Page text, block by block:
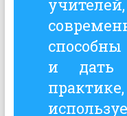
и дать